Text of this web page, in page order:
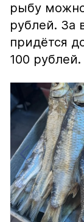
рыбу
рублей. За
придётся
100 рублей.